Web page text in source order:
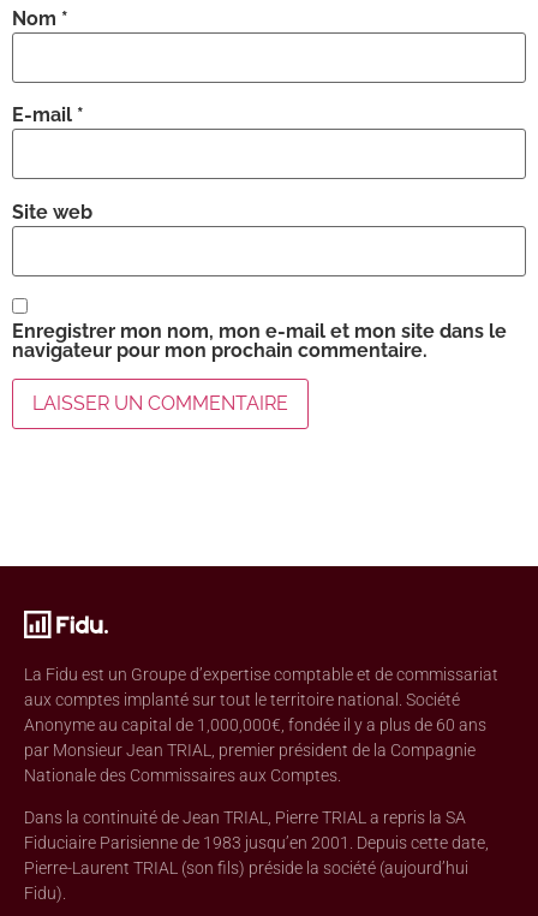
Nom *
E-mail *
Site web
Enregistrer mon nom, mon e-mail et mon site dans le
navigateur pour mon prochain commentaire.
La Fidu est un Groupe d’expertise comptable et de commissariat
aux comptes implanté sur tout le territoire national. Société
Anonyme au capital de 1,000,000€, fondée il y a plus de 60 ans
par Monsieur Jean TRIAL, premier président de la Compagnie
Nationale des Commissaires aux Comptes.
Dans la continuité de Jean TRIAL, Pierre TRIAL a repris la SA
Fiduciaire Parisienne de 1983 jusqu’en 2001. Depuis cette date,
Pierre-Laurent TRIAL (son fils) préside la société (aujourd’hui
Fidu).